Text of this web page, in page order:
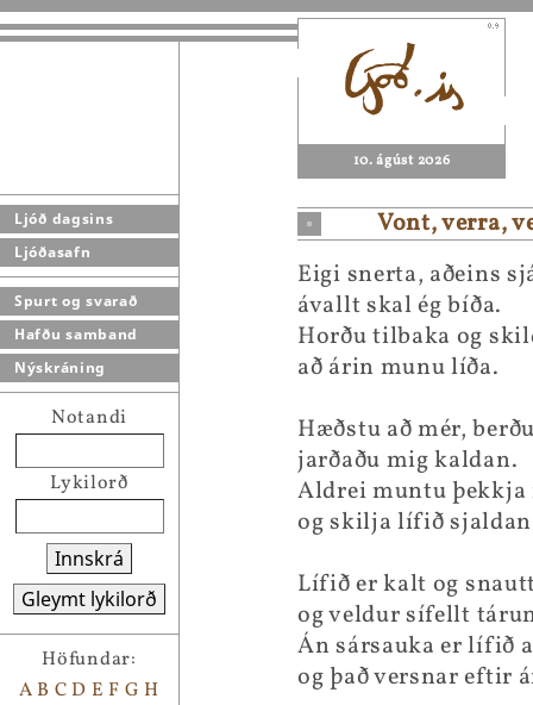
Ljóð dagsins
Ljóðasafn
Spurt og svarað
Hafðu samband
Nýskráning
Notandi
Lykilorð
Innskrá
Gleymt lykilorð
Höfundar:
A B C D E F G H
10. ágúst 2026
Vont, verra,
Eigi snerta, aðeins
ávallt skal ég bíða.
Horðu tilbaka og
að árin munu líða.
Hæðstu að mér,
jarðaðu mig kaldan.
Aldrei muntu þekkja
og skilja lífið
Lífið er kalt og
og veldur sífellt
Án sársauka er lífið
og það versnar eftir